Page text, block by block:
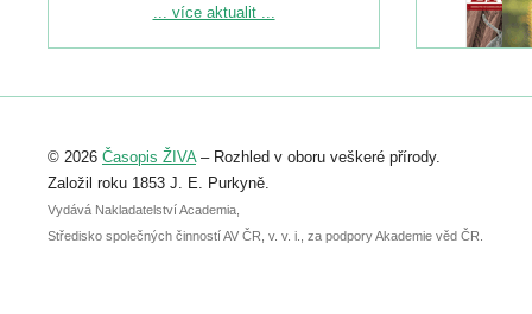
Podrobnější informace ke konferenci
Registrovat se můžete do 6. září.
abstraktu přihlášené přednášky nebo
posteru je už 30. června.
... více aktualit ...
© 2026 Časopis ŽIVA– Rozhled v oboru veškeré přírody.
Založil roku 1853 J. E. Purkyně.
Vydává Nakladatelství Academia,
Středisko společných činností AV ČR, v. v. i., za podpory Akademie věd ČR.